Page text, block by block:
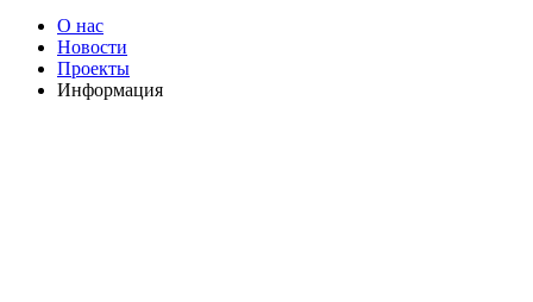
О нас
Новости
Проекты
Информация